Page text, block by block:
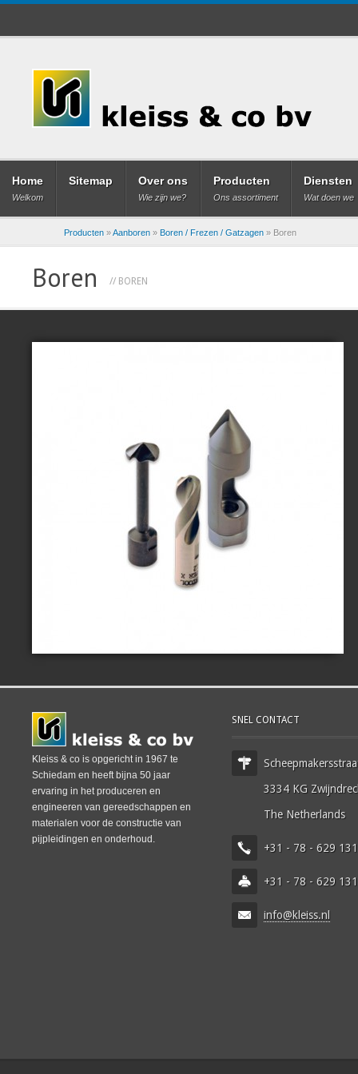
Home
Welkom
Sitemap Over ons
Wie zijn we?
Producten
Ons assortiment
Diensten
Wat doen we
Producten »Aanboren » Boren / Frezen / Gatzagen » Boren
Boren // BOREN
Kleiss & co is opgericht in 1967 te
Schiedam en heeft bijna 50 jaar
ervaring in het produceren en
engineeren van gereedschappen en
materialen voor de constructie van
pijpleidingen en onderhoud.
SNEL CONTACT
3334 KG
The Netherlands
+31 - 78 - 629
+31 - 78 - 629
info@kleiss.nl